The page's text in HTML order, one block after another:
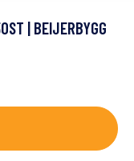
| BEIJERBYGG